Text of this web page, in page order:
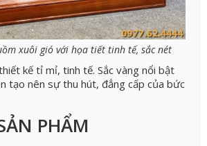
xuôi gió với họa tiết tinh tế, sắc nét
kế tỉ mỉ, tinh tế. Sắc vàng nổi bật
tạo nên sự thu hút, đẳng cấp của bức
PHẨM